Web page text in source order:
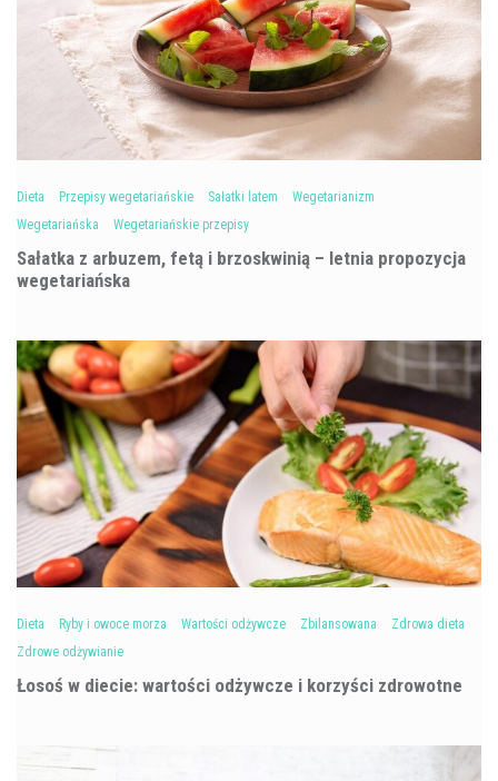
Dieta Przepisy wegetariańskie Sałatki latem
Wegetarianizm
Wegetariańska
Wegetariańskie przepisy
Sałatka z arbuzem, fetą i brzoskwinią – letnia propozycja
wegetariańska
Dieta Ryby i owoce morza Wartości odżywcze Zbilansowana
Zdrowa dieta
Zdrowe odżywianie
Łosoś w diecie: wartości odżywcze i korzyści zdrowotne